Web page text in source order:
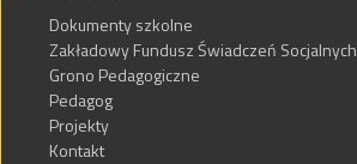
Dokumenty szkolne
Zakładowy Fundusz Świadczeń Socjalnych
Grono Pedagogiczne
Pedagog
Projekty
Kontakt